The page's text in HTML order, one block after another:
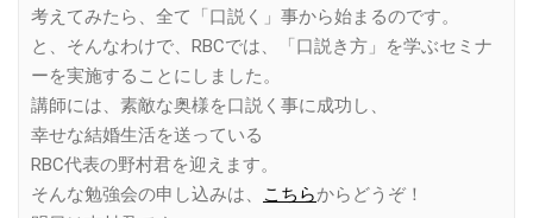
考えてみたら、全て「口説く」事から始まるのです。
と、そんなわけで、RBCでは、「口説き方」を学ぶセミナ
ーを実施することにしました。
講師には、素敵な奥様を口説く事に成功し、
幸せな結婚生活を送っている
RBC代表の野村君を迎えます。
そんな勉強会の申し込みは、
こちらからどうぞ！